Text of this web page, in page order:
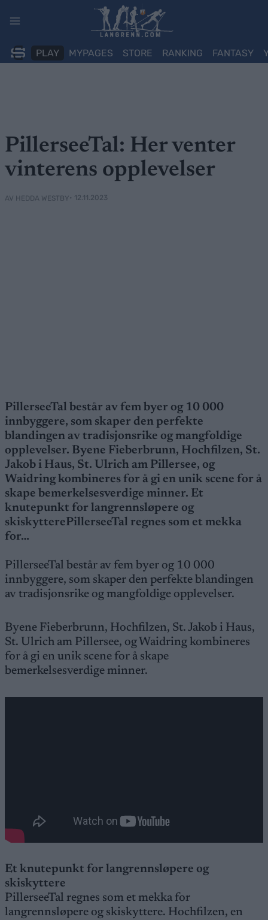
PLAY MYPAGES STORE RANKING FANTASY
PillerseeTal: Her venter
vinterens opplevelser
AV HEDDA WESTBY• 12.11.2023
PillerseeTal består av fem byer og 10 000
innbyggere, som skaper den perfekte
blandingen av tradisjonsrike og mangfoldige
opplevelser. Byene Fieberbrunn, Hochfilzen, St.
Jakob i Haus, St. Ulrich am Pillersee, og
Waidring kombineres for å gi en unik scene for å
skape bemerkelsesverdige minner. Et
knutepunkt for langrennsløpere og
skiskytterePillerseeTal regnes som et mekka
for…
PillerseeTal består av fem byer og 10 000
innbyggere, som skaper den perfekte blandingen
av tradisjonsrike og mangfoldige opplevelser.
Byene Fieberbrunn, Hochfilzen, St. Jakob i Haus,
St. Ulrich am Pillersee, og Waidring kombineres
for å gi en unik scene for å skape
bemerkelsesverdige minner.
Et knutepunkt for langrennsløpere og
skiskyttere
PillerseeTal regnes som et mekka for
langrennsløpere og skiskyttere. Hochfilzen, en